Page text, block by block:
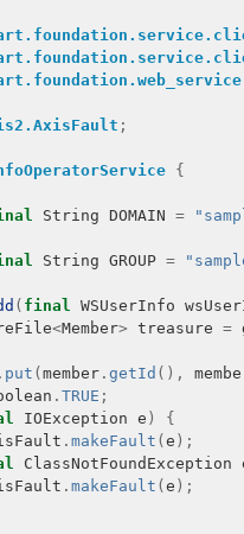
;
{
String DOMAIN =
String GROUP =
( final WSUserInfo
<Member> treasure =
. put (member . getId (),
. TRUE ;
IOException e )
{
. makeFault (e );
ClassNotFoundException
. makeFault (e );